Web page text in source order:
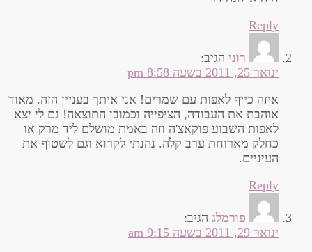
Reply
רוני הגיב:
ינואר 25, 2011 בשעה 8:58 pm
איזה כייף לאפות עם שמרים! אני איתך בעניין הזה. מאוד
אוהבת את העבודה, הציפייה וכמובן התוצאה! גם לי יצא
לאפות השבוע פוקאצ'ה וזה באמת מושלם ליד מרק או
כחלק מארוחת ערב קלה. נהנתי לקרוא וגם לשטוף את
העיניים.
Reply
פורמלג הגיב:
ינואר 29, 2011 בשעה 9:15 am